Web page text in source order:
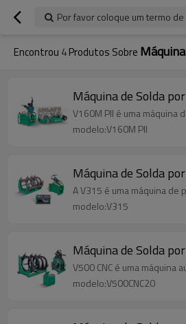
Por favor coloque um termo
Encontrou 4Produtos Sobre
Máquina de Solda
V160M PII é uma máquina
modelo:V160M PII
Máquina de Solda
A V315 é uma máquina de
modelo:V315
Máquina de Solda
V500 CNC é uma
modelo:V500CNC20